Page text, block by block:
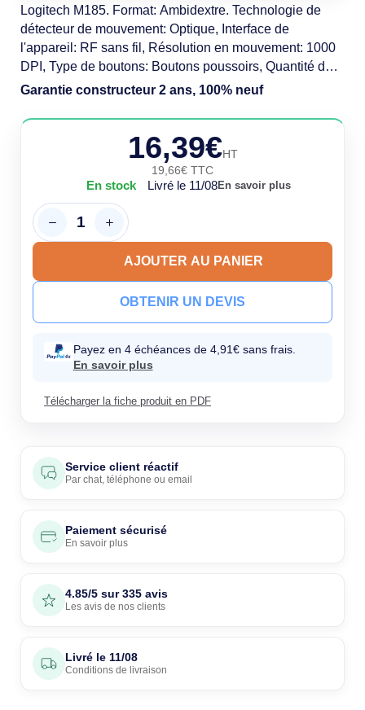
Logitech M185. Format: Ambidextre. Technologie de
détecteur de mouvement: Optique, Interface de
l'appareil: RF sans fil, Résolution en mouvement: 1000
DPI, Type de boutons: Boutons poussoirs, Quantité de
boutons programmables: 3, Type Scroll: Roue. Source
Garantie constructeur 2 ans, 100% neuf
16,39€HT
19,66€ TTC
En stock Livré le 11/08En savoir plus
AJOUTER AU PANIER
OBTENIR UN DEVIS
Payez en 4 échéances de 4,91€ sans frais.
En savoir plus
Télécharger la fiche produit en PDF
Service client réactif
Par chat, téléphone ou email
Paiement sécurisé
En savoir plus
4.85/5 sur 335 avis
Les avis de nos clients
Livré le 11/08
Conditions de livraison